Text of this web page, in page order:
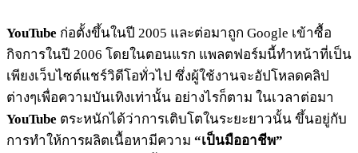
YouTube ก่อตั้งขึ้นในปี 2005 และต่อมาถูก Google เข้าซื้อ
กิจการในปี 2006 โดยในตอนแรก แพลตฟอร์มนี้ทำหน้าที่เป็น
เพียงเว็บไซต์แชร์วิดีโอทั่วไป ซึ่งผู้ใช้งานจะอัปโหลดคลิป
ต่างๆเพื่อความบันเทิงเท่านั้น อย่างไรก็ตาม ในเวลาต่อมา
YouTube ตระหนักได้ว่าการเติบโตในระยะยาวนั้น ขึ้นอยู่กับ
การทำให้การผลิตเนื้อหามีความ “เป็นมืออาชีพ”